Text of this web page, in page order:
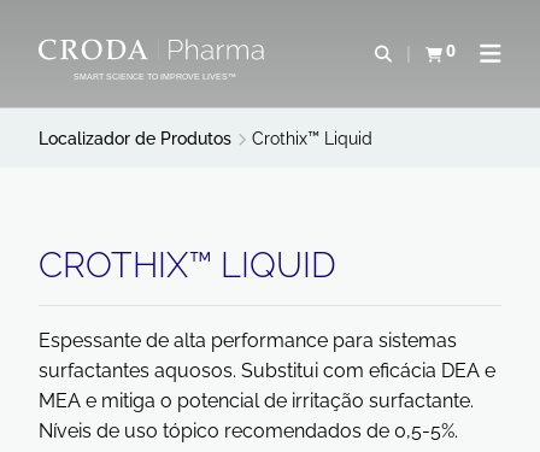
PARA
CONTEÚDO
PARA
MENU
SMART SCIENCE TO IMPROVE LIVES™
Abrir pesquisa
0
Exibir cestaAbrir
Localizador de Produtos Crothix™ Liquid
CROTHIX™ LIQUID
Espessante de alta performance para sistemas
surfactantes aquosos. Substitui com eficácia DEA e
MEA e mitiga o potencial de irritação surfactante.
Níveis de uso tópico recomendados de 0,5-5%.